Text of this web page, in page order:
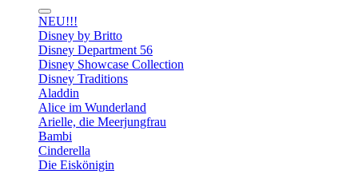
NEU!!!
Disney by Britto
Disney Department 56
Disney Showcase Collection
Disney Traditions
Aladdin
Alice im Wunderland
Arielle, die Meerjungfrau
Bambi
Cinderella
Die Eiskönigin